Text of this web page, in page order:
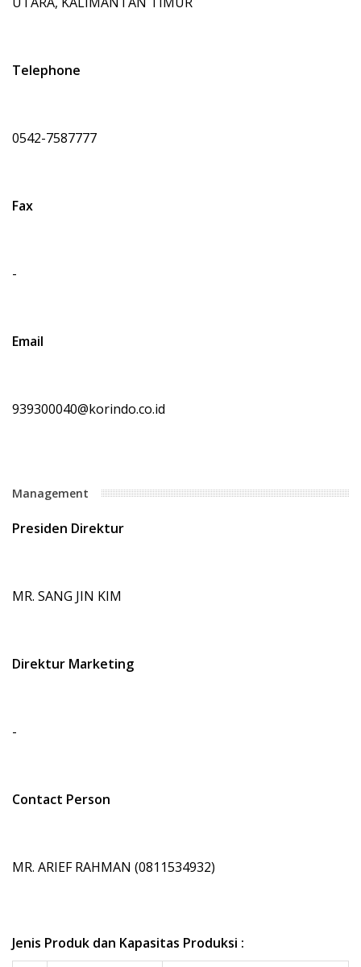
Telephone
0542-7587777
Fax
-
Email
939300040@korindo.co.id
Management
Presiden Direktur
MR. SANG JIN KIM
Direktur Marketing
-
Contact Person
MR. ARIEF RAHMAN (0811534932)
Jenis Produk dan Kapasitas Produksi :